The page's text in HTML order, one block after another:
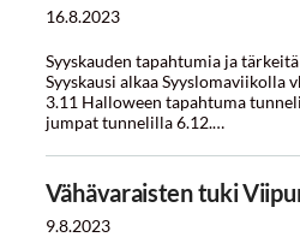
16.8.2023
Syyskauden tapahtumia ja
Syyskausi alkaa Syyslomaviikolla
3.11 Halloween tapahtuma
jumpat tunnelilla 6.12.…
Vähävaraisten tuki
9.8.2023